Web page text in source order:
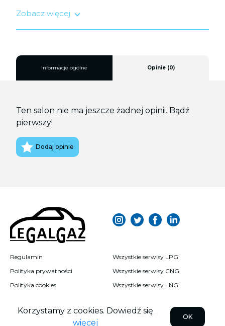
Legalizacji zbiornika LPG należy dokonać:
c) Po sprowadzeniu samochodu z zagranicy.
W Łódzkim legalizacja instalacji LPG jest łatwo
dostępna, dzięki wsparciu lokalnych instytucji. Upewnij
się, że Twój pojazd spełnia wszystkie wymogi.
Zobacz więcej
Informacje ogólne Opinie (0)
Ten salon nie ma jeszcze żadnej opinii. Bądź
pierwszy!
Dodaj opinie
Regulamin
Polityka prywatności
Polityka cookies
Wszystkie serwisy LPG
Wszystkie serwisy CNG
Wszystkie serwisy LNG
Copyright © All rights reserved
Korzystamy z cookies. Dowiedź się
więcej
OK